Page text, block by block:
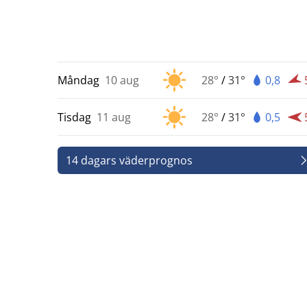
Måndag 10 aug 28° /31° 0,8
Tisdag 11 aug 28° /31° 0,5
14 dagars väderprognos